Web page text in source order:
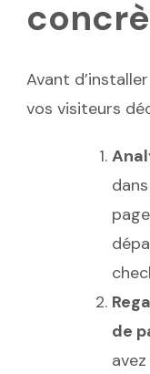
Avant
vos visiteurs
de